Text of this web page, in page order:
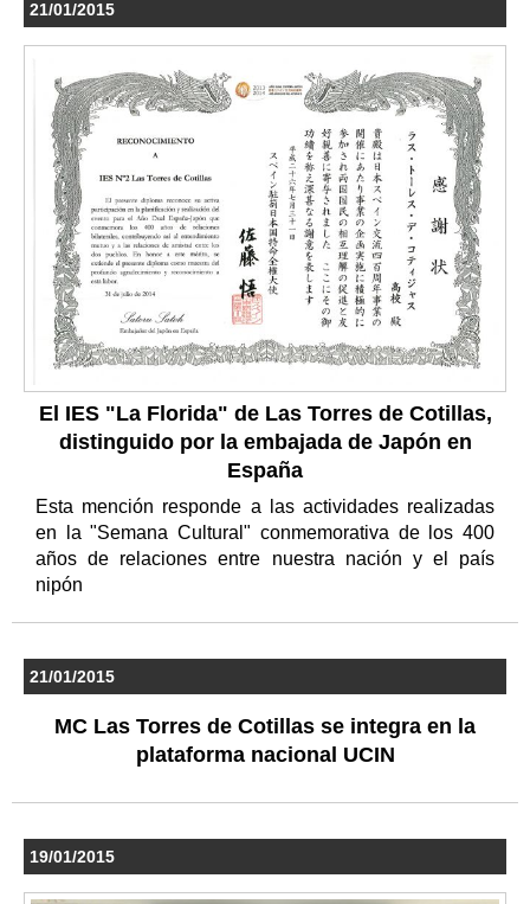
21/01/2015
El IES "La Florida" de Las Torres de Cotillas,
distinguido por la embajada de Japón en
España
Esta mención responde a las actividades realizadas
en la "Semana Cultural" conmemorativa de los 400
años de relaciones entre nuestra nación y el país
nipón
21/01/2015
MC Las Torres de Cotillas se integra en la
plataforma nacional UCIN
19/01/2015